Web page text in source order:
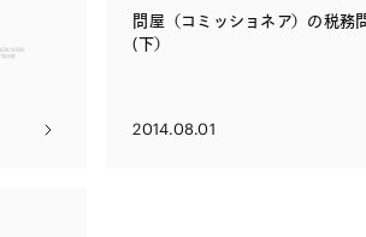
問屋（コミッショネア）の税務
(下）
2014.08.01